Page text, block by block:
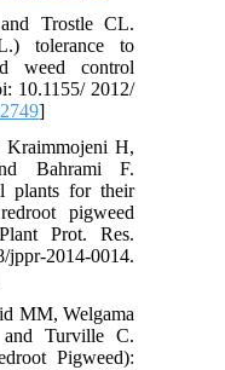
and Trostle CL.
L.) tolerance to
and weed control
10.1155/ 2012/
J, Kraimmojeni H,
Bahrami F.
plants for their
redroot pigweed
Plant Prot. Res.
jppr-2014-0014.
MM, Welgama
and Turville C.
Pigweed):